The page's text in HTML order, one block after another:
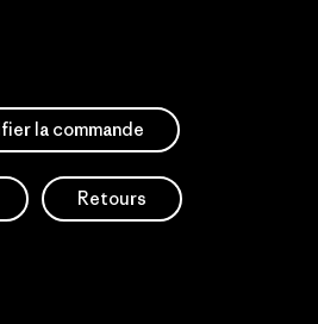
la commande
Retours